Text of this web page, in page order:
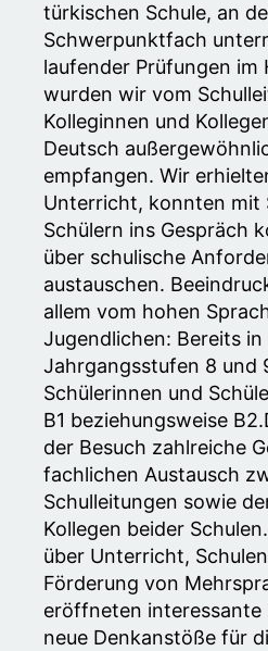
türkischen Schule, an
Schwerpunktfach
laufender Prüfungen im
wurden wir vom
Kolleginnen und
Deutsch
empfangen. Wir
Unterricht, konnten mit
Schülern ins Gespräch
über schulische
austauschen.
allem vom hohen
Jugendlichen: Bereits in
Jahrgangsstufen 8 und
Schülerinnen und
B1 beziehungsweise
der Besuch zahlreiche
fachlichen Austausch
Schulleitungen sowie
Kollegen beider
über Unterricht,
Förderung von
eröffneten interessante
neue Denkanstöße für